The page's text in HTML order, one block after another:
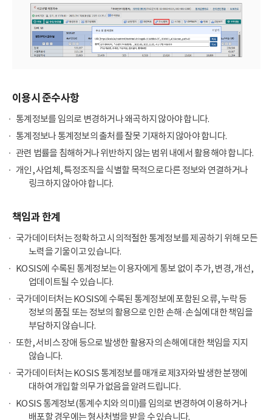
이용시 준수사항
통계정보를 임의로 변경하거나 왜곡하지 않아야 합니다.
통계정보나 통계정보의 출처를 잘못 기재하지 않아야 합니다.
관련 법률을 침해하거나 위반하지 않는 범위 내에서 활용해야 합니다.
개인, 사업체, 특정조직을 식별할 목적으로 다른 정보와 연결하거나
링크하지 않아야 합니다.
책임과 한계
국가데이터처는 정확하고 시의적절한 통계정보를 제공하기 위해 모든
노력을 기울이고 있습니다.
KOSIS에 수록된 통계정보는 이용자에게 통보 없이 추가, 변경, 개선,
업데이트될 수 있습니다.
국가데이터처는 KOSIS에 수록된 통계정보에 포함된 오류, 누락 등
정보의 품질 또는 정보의 활용으로 인한 손해·손실에 대한 책임을
부담하지 않습니다.
또한, 서비스 장애 등으로 발생한 활용자의 손해에 대한 책임을 지지
않습니다.
국가데이터처는 KOSIS 통계정보를 매개로 제3자와 발생한 분쟁에
대하여 개입할 의무가 없음을 알려드립니다.
KOSIS 통계정보(통계수치와 의미)를 임의로 변경하여 이용하거나
배포할 경우에는 형사처벌을 받을 수 있습니다.